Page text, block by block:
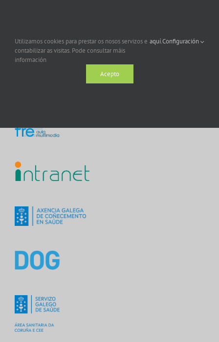
Utilizamos cookies para prestar os nosos servizos e
contabilizar as visitas. Pode consultar máis
información
aquí.Configuración
Acepto